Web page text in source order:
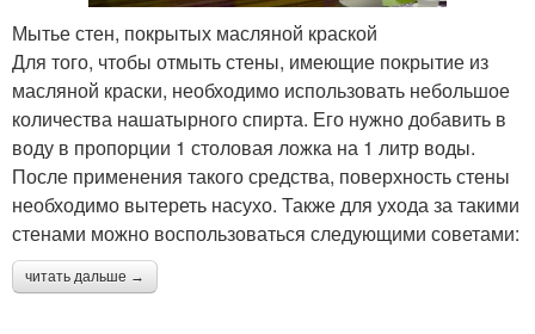
Мытье стен, покрытых масляной краской
Для того, чтобы отмыть стены, имеющие покрытие из
масляной краски, необходимо использовать небольшое
количества нашатырного спирта. Его нужно добавить в
воду в пропорции 1 столовая ложка на 1 литр воды.
После применения такого средства, поверхность стены
необходимо вытереть насухо. Также для ухода за такими
стенами можно воспользоваться следующими советами:
читать дальше →